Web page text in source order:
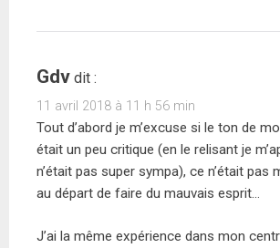
Gdv dit :
11 avril 2018 à 11 h 56 min
Tout d’abord je m’excuse si le ton de
était un peu critique (en le relisant je
n’était pas super sympa), ce n’était pas
au départ de faire du mauvais esprit…
J’ai la même expérience dans mon